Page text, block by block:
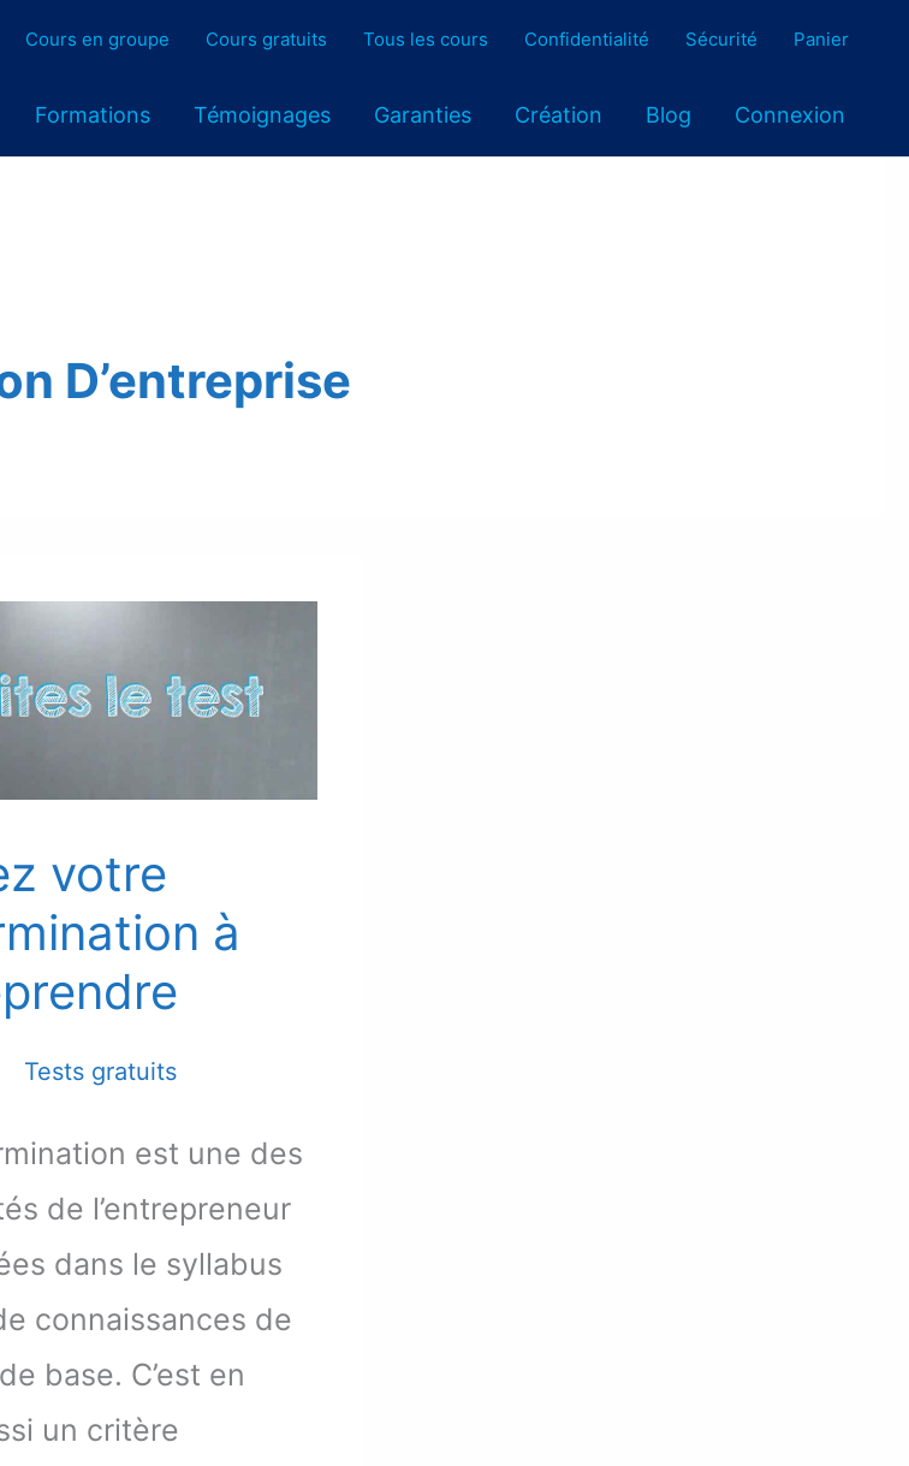
Cours en groupe Cours gratuits Tous les cours Confidentialité Sécurité Panier
Formations Témoignages Garanties Création Blog Connexion
D’entreprise
votre
à
Tests gratuits
est une des
de l’entrepreneur
dans le syllabus
connaissances de
base. C’est en
un critère